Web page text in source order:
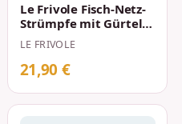
Le Frivole Fisch-Netz-
Strümpfe mit Gürtel
Schwarz
LE FRIVOLE
21,90 €